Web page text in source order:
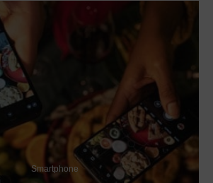
Smartphone